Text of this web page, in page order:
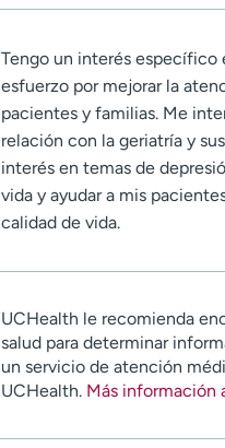
Tengo un interés específico
esfuerzo por mejorar la
pacientes y familias. Me
relación con la geriatría y
interés en temas de
vida y ayudar a mis
calidad de vida.
UCHealth le recomienda
salud para determinar
un servicio de atención
UCHealth. Más información